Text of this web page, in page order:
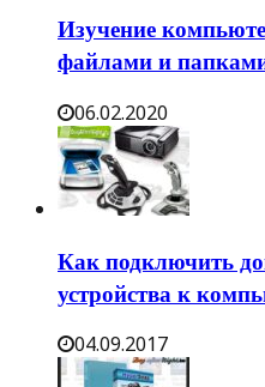
Изучение
файлами и
06.02.2020
Как подключить
устройства к
04.09.2017